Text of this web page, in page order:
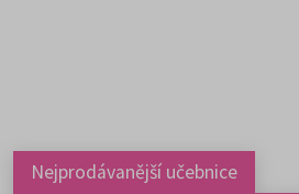
Nejprodávanější učebnice